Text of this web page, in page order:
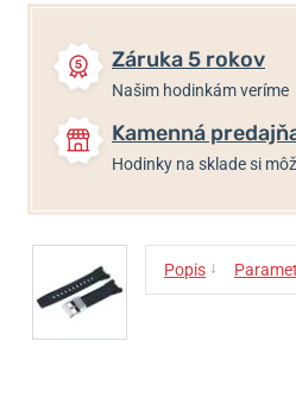
Záruka 5 rokov
Našim hodinkám veríme
Kamenná
Hodinky na sklade si
Popis ↓